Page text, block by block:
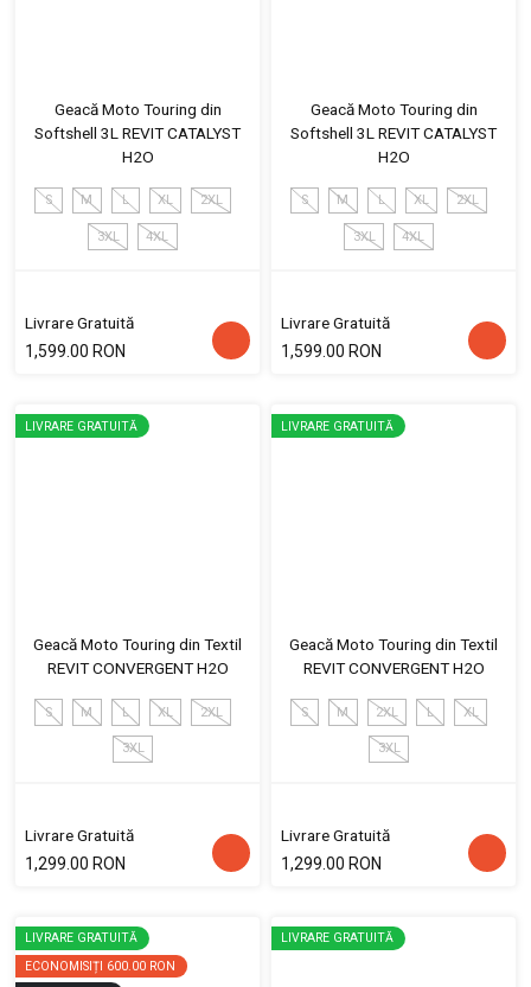
Geacă Moto Touring din
Softshell 3L REVIT CATALYST
H2O
S M L XL 2XL
3XL 4XL
Livrare Gratuită
1,599.00 RON
Geacă Moto Touring din
Softshell 3L REVIT CATALYST
H2O
S M L XL 2XL
3XL 4XL
Livrare Gratuită
1,599.00 RON
LIVRARE GRATUITĂ
Geacă Moto Touring din Textil
REVIT CONVERGENT H2O
S M L XL 2XL
3XL
Livrare Gratuită
1,299.00 RON
LIVRARE GRATUITĂ
Geacă Moto Touring din Textil
REVIT CONVERGENT H2O
S M 2XL L XL
3XL
Livrare Gratuită
1,299.00 RON
LIVRARE GRATUITĂ
ECONOMISIȚI 600.00 RON
LIVRARE GRATUITĂ